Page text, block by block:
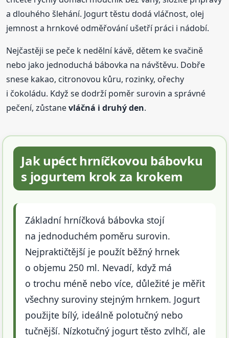
a dlouhého šlehání. Jogurt těstu dodá vláčnost, olej
jemnost a hrnkové odměřování ušetří práci i nádobí.
Nejčastěji se peče k nedělní kávě, dětem ke svačině
nebo jako jednoduchá bábovka na návštěvu. Dobře
snese kakao, citronovou kůru, rozinky, ořechy
i čokoládu. Když se dodrží poměr surovin a správné
pečení, zůstanevláčná i druhý den.
Jak upéct hrníčkovou bábovku
s jogurtem krok za krokem
Základní hrníčková bábovka stojí
na jednoduchém poměru surovin.
Nejpraktičtější je použít běžný hrnek
o objemu 250 ml. Nevadí, když má
o trochu méně nebo více, důležité je měřit
všechny suroviny stejným hrnkem. Jogurt
použijte bílý, ideálně polotučný nebo
tučnější. Nízkotučný jogurt těsto zvlhčí, ale